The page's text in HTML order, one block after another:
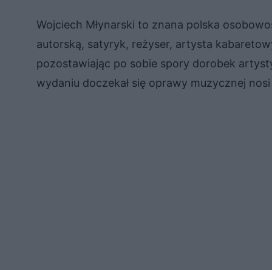
Wojciech Młynarski to znana polska
autorską, satyryk, reżyser, artysta
pozostawiając po sobie spory dorobek
wydaniu doczekał się oprawy muzycznej nosi